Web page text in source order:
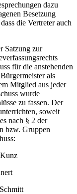
dazu
Besetzung
die Vertreter auch
Satzung zur
für die anstehenden
als
Mitglied aus jeder
wurde
zu fassen. Der
soweit
nach § 2 der
bzw. Gruppen